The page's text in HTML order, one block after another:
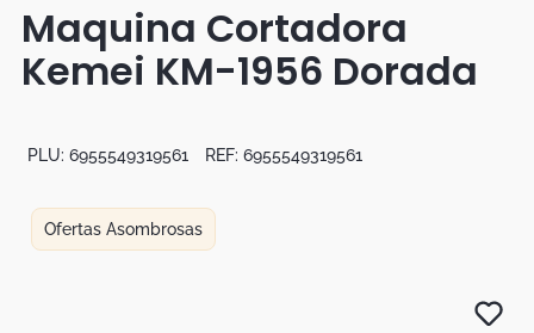
Maquina Cortadora
Kemei KM-1956 Dorada
PLU: 6955549319561 REF: 6955549319561
Ofertas Asombrosas
Duvet
Botas